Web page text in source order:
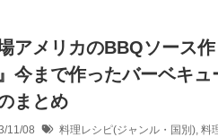
場アメリカのBBQソース
今まで作ったバーベキュ
まとめ
11/08 料理レシピ(ジャンル・国別), 料